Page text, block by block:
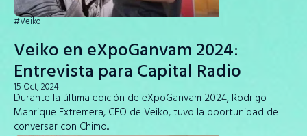
#Veiko
Veiko en eXpoGanvam 2024:
Entrevista para Capital Radio
15 Oct, 2024
Durante la última edición de eXpoGanvam 2024, Rodrigo
Manrique Extremera, CEO de Veiko, tuvo la oportunidad de
conversar con Chimo...